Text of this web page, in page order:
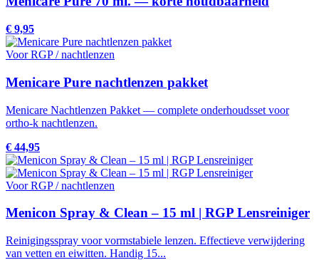
€ 9,95
Voor RGP / nachtlenzen
Menicare Pure nachtlenzen pakket
Menicare Nachtlenzen Pakket — complete onderhoudsset voor
ortho-k nachtlenzen.
€ 44,95
Voor RGP / nachtlenzen
Menicon Spray & Clean – 15 ml | RGP Lensreiniger
Reinigingsspray voor vormstabiele lenzen. Effectieve verwijdering
van vetten en eiwitten. Handig 15...